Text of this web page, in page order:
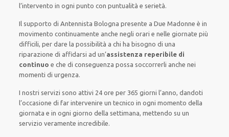
l’intervento in ogni punto con puntualità e serietà.
Il supporto di Antennista Bolognapresente a Due Madonne èin
movimento continuamente anchenegli orari e nelle giornate più
difficili, perdare la possibilità a chi ha bisogno di una
riparazione di affidarsi ad un’assistenza reperibile di
continuo e chedi conseguenza possa soccorrerli anchenei
momenti di urgenza.
I nostri servizi sono attivi 24 oreper 365 giorni l’anno, dandoti
l’occasione di farintervenire untecnico inogni momento della
giornata e inogni giorno della settimana, mettendo su un
servizioveramente incredibile.